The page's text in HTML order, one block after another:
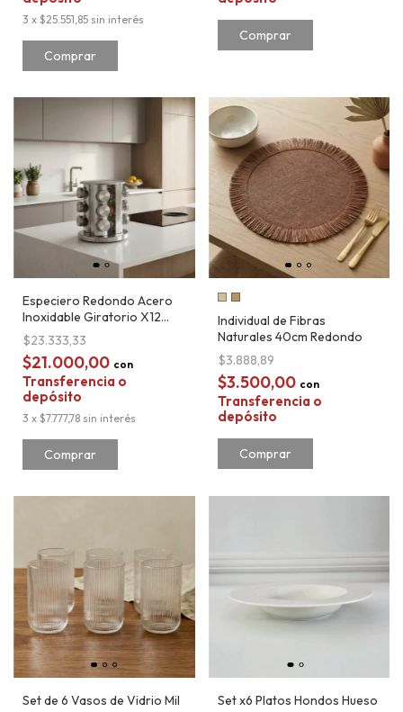
3 x $25.551,85 sin interés
Comprar
Especiero Redondo Acero
Inoxidable Giratorio X12
Frascos
$23.333,33
$21.000,00 con
Transferencia o
depósito
3 x $7.777,78 sin interés
Individual de Fibras
Naturales 40cm Redondo
$3.888,89
$3.500,00 con
Transferencia o
depósito
Comprar
Set de 6 Vasos de Vidrio Mil
Set x6 Platos Hondos Hueso